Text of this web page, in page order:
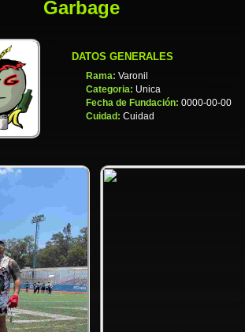
Garbage
DATOS GENERALES
Rama: Varonil
Categoria: Unica
Fecha de Fundación: 0000-00-00
Cuidad: Cuidad